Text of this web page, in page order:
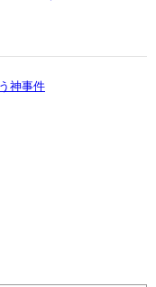
神事件